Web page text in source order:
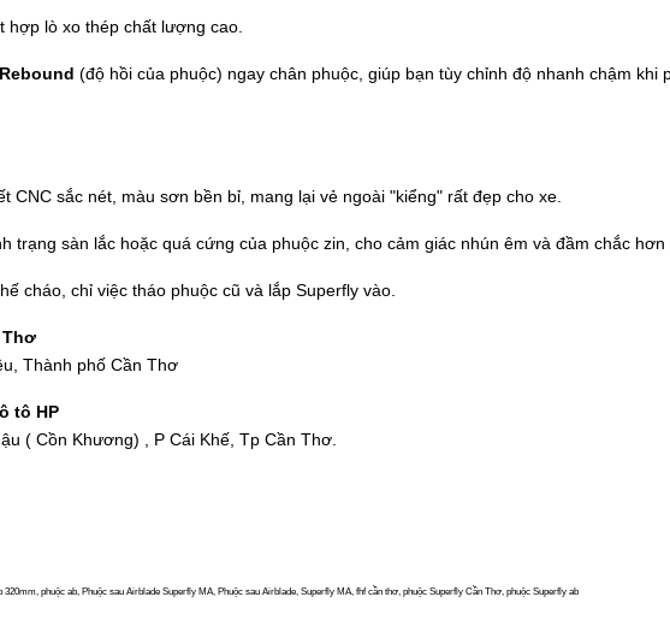
hợp lò xo thép chất lượng cao.
Rebound (độ hồi của phuộc) ngay chân phuộc, giúp bạn tùy chỉnh độ nhanh chậm
CNC sắc nét, màu sơn bền bỉ, mang lại vẻ ngoài "kiểng" rất đẹp cho xe.
trạng sàn lắc hoặc quá cứng của phuộc zin, cho cảm giác nhún êm và đầm chắc hơn
cháo, chỉ việc tháo phuộc cũ và lắp Superfly vào.
Thơ
Thành phố Cần Thơ
tô HP
( Cồn Khương) , P Cái Khế, Tp Cần Thơ.
phuộc ab, Phuộc sau Airblade Superfly MA, Phuộc sau Airblade, Superfly MA, fhf cần thơ, phuộc Superfly Cần Thơ, phuộc Superfly ab